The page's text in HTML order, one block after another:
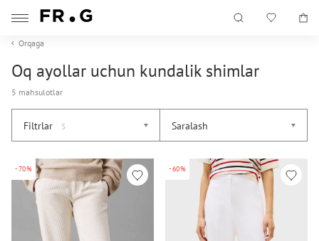
Orqaga
Oq ayollar uchun kundalik shimlar
5 mahsulotlar
Filtrlar 5 Saralash
-70% -60%